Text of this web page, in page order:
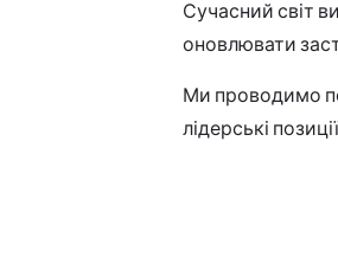
Сучасний світ
оновлювати
Ми проводимо
лідерські